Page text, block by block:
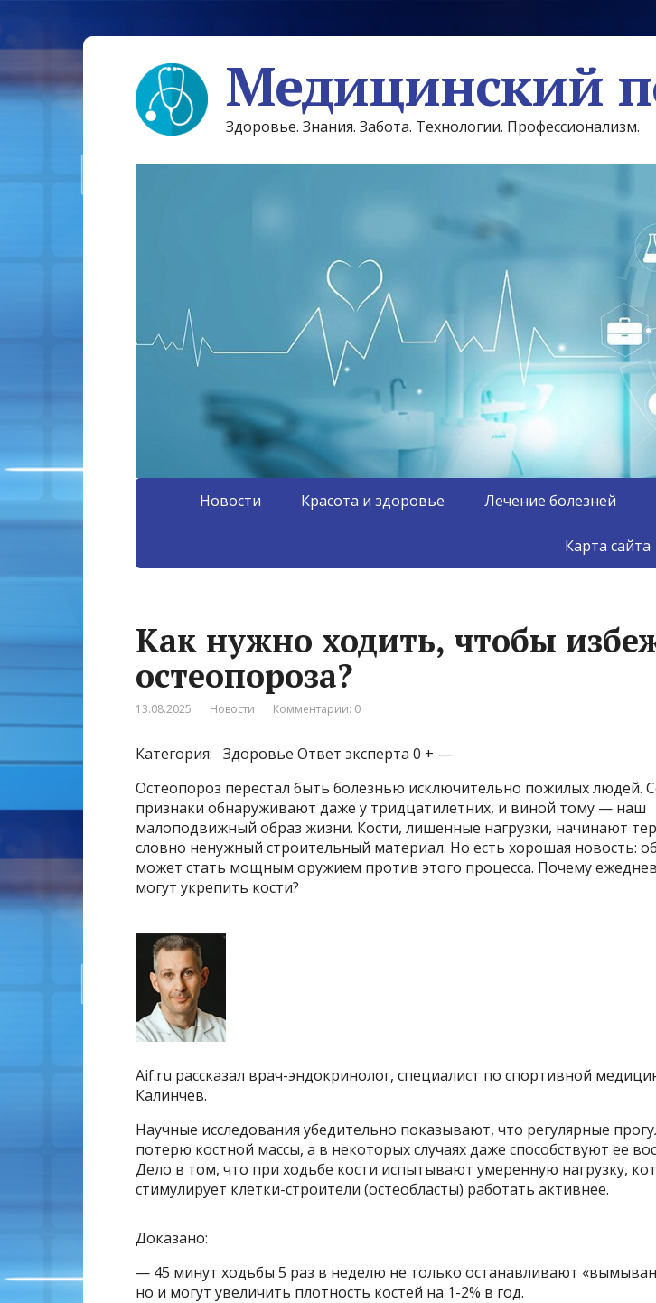
Медицинский
Здоровье. Знания. Забота. Технологии. Профессионализм.
Новости Красота и здоровье Лечение болезней
Карта сайта
Как нужно ходить, чтобы
остеопороза?
13.08.2025 Новости Комментарии: 0
Категория: Здоровье Ответ эксперта 0 + —
Остеопороз перестал быть болезнью исключительно пожилых людей.
признаки обнаруживают даже у тридцатилетних, и виной тому — наш
малоподвижный образ жизни. Кости, лишенные нагрузки, начинают
словно ненужный строительный материал. Но есть хорошая новость:
может стать мощным оружием против этого процесса. Почему
могут укрепить кости?
Aif.ru рассказал врач-эндокринолог, специалист по спортивной
Калинчев.
Научные исследования убедительно показывают, что регулярные
потерю костной массы, а в некоторых случаях даже способствуют ее
Дело в том, что при ходьбе кости испытывают умеренную нагрузку,
стимулирует клетки-строители (остеобласты) работать активнее.
Доказано:
— 45 минут ходьбы 5 раз в неделю не только останавливают
но и могут увеличить плотность костей на 1-2% в год.